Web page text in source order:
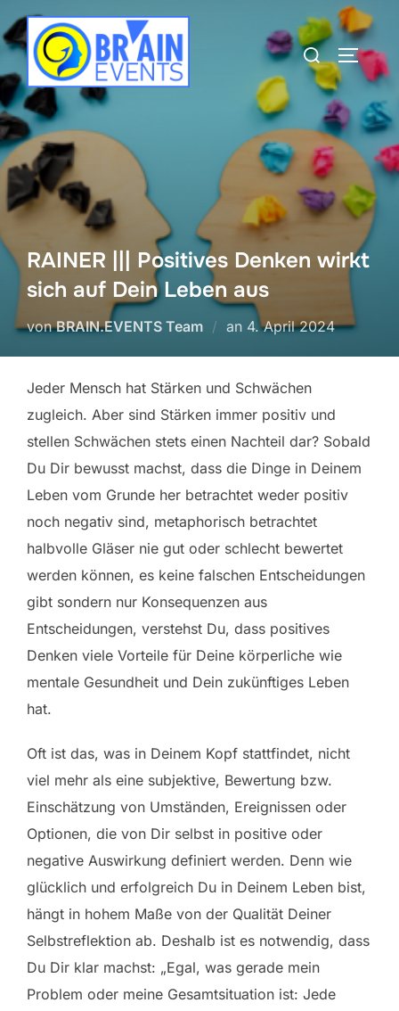
Zum
Inhalt
springen
Suchen
nach:
RAINER ||| Positives Denken wirkt
sich auf Dein Leben aus
vonBRAIN.EVENTS Team an Veröffentlicht
4. April 2024
Jeder Mensch hat Stärken und Schwächen
zugleich. Aber sind Stärken immer positiv und
stellen Schwächen stets einen Nachteil dar? Sobald
Du Dir bewusst machst, dass die Dinge in Deinem
Leben vom Grunde her betrachtet weder positiv
noch negativ sind, metaphorisch betrachtet
halbvolle Gläser nie gut oder schlecht bewertet
werden können, es keine falschen Entscheidungen
gibt sondern nur Konsequenzen aus
Entscheidungen, verstehst Du, dass positives
Denken viele Vorteile für Deine körperliche wie
mentale Gesundheit und Dein zukünftiges Leben
hat.
Oft ist das, was in Deinem Kopf stattfindet, nicht
viel mehr als eine subjektive, Bewertung bzw.
Einschätzung von Umständen, Ereignissen oder
Optionen, die von Dir selbst in positive oder
negative Auswirkung definiert werden. Denn wie
glücklich und erfolgreich Du in Deinem Leben bist,
hängt in hohem Maße von der Qualität Deiner
Selbstreflektion ab. Deshalb ist es notwendig, dass
Du Dir klar machst: „Egal, was gerade mein
Problem oder meine Gesamtsituation ist: Jede